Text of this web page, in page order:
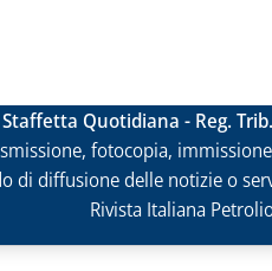
Staffetta Quotidiana - Reg.
fotocopia,
di diffusione delle notizie o
Rivista Italiana